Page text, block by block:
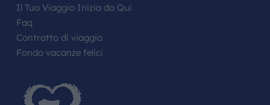
Il Tuo Viaggio Inizia da Qui
Faq
Contratto di viaggio
Fondo vacanze felici